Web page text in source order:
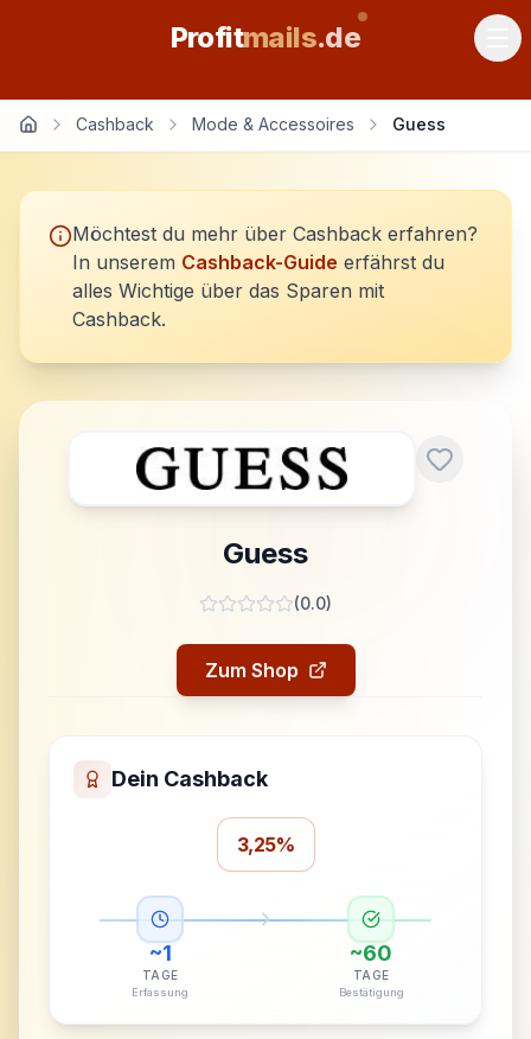
Profitmails.de
Cashback Mode & Accessoires Guess
Möchtest du mehr über Cashback erfahren?
In unserem Cashback-Guide erfährst du
alles Wichtige über das Sparen mit
Cashback.
Guess
(0.0)
Zum Shop
Dein Cashback
3,25%
~1
TAGE
Erfassung
~60
TAGE
Bestätigung